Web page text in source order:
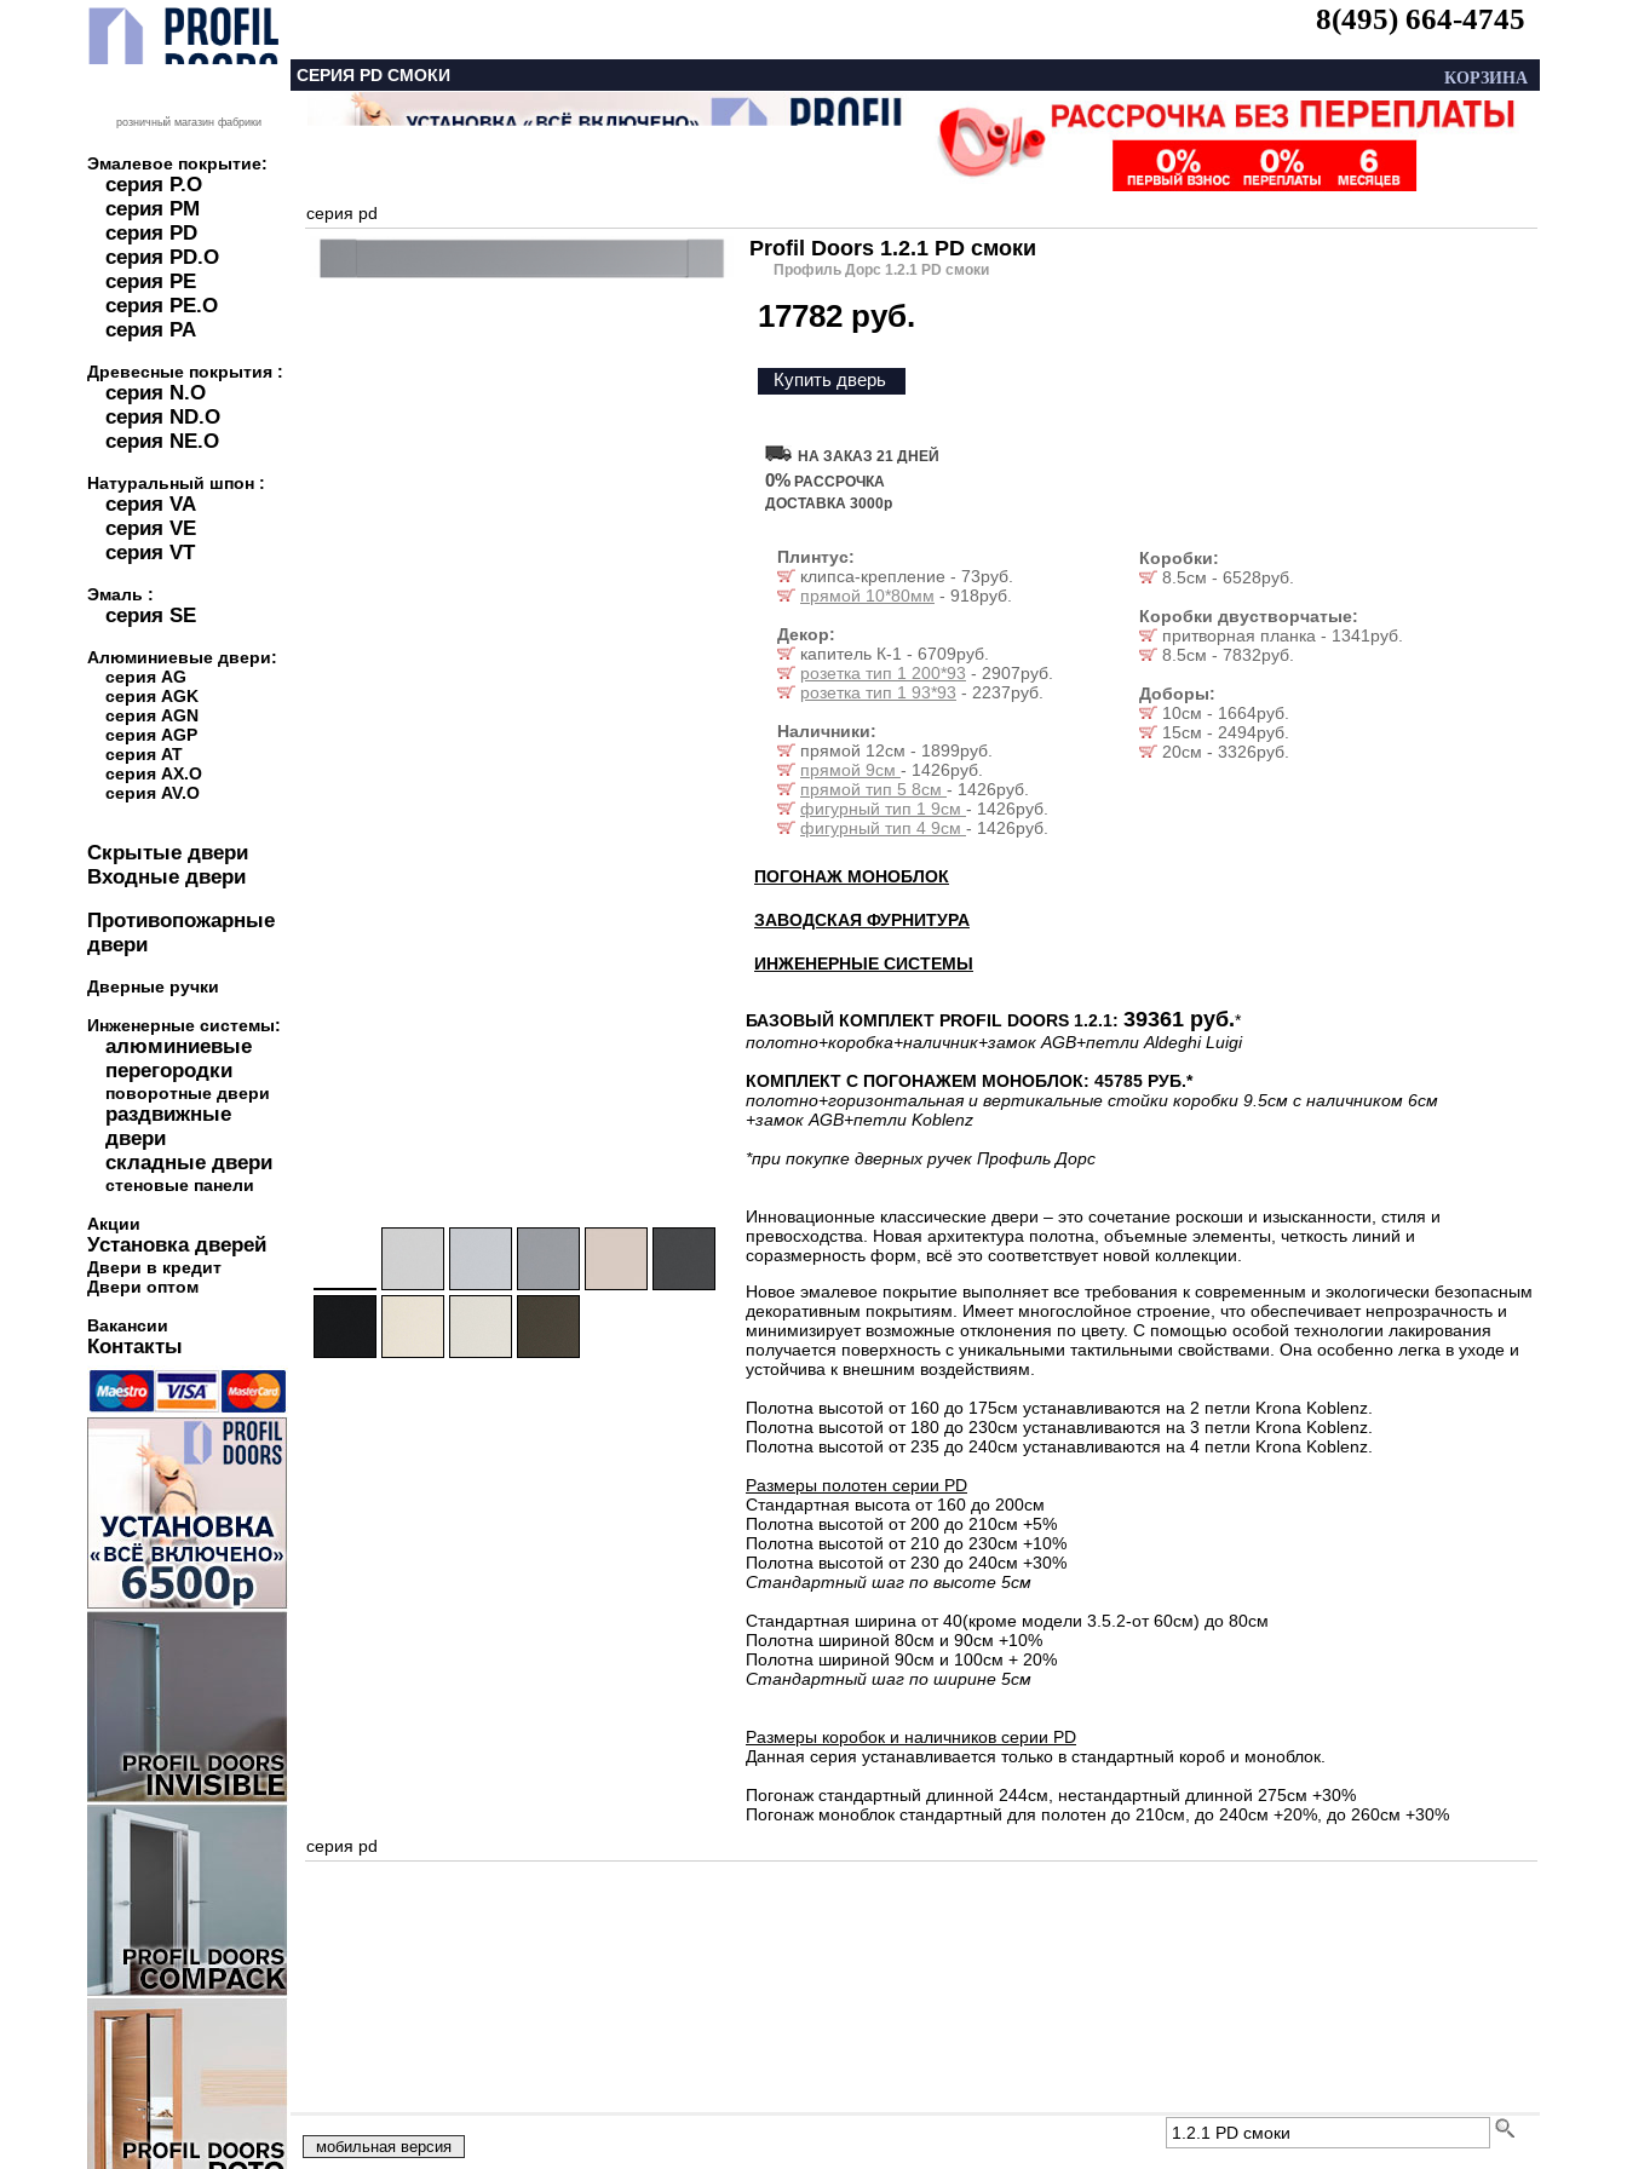
розничный магазин фабрики
Эмалевое покрытие:
серия P.O
серия PM
серия PD
серия PD.O
серия PE
серия PE.O
серия PA
Древесные покрытия :
серия N.O
серия ND.O
серия NE.O
Натуральный шпон :
серия VA
серия VE
серия VT
Эмаль :
серия SE
Алюминиевые двери:
серия AG
серия AGK
серия AGN
серия AGP
серия AT
серия AX.O
серия AV.O
Скрытые двери
Входные двери
Противопожарные
двери
Дверные ручки
Инженерные системы:
алюминиевые
перегородки
поворотные двери
раздвижные
двери
складные двери
стеновые панели
Акции
Установка дверей
Двери в кредит
Двери оптом
Вакансии
Контакты
8(495) 664-4745
КОРЗИНА
СЕРИЯ PD СМОКИ
серия pd
Profil Doors 1.2.1 PD смоки
Профиль Дорс 1.2.1 PD смоки
17782 руб.
Купить дверь
НА ЗАКАЗ 21 ДНЕЙ
0% РАССРОЧКА
ДОСТАВКА 3000р
Плинтус:
клипса-крепление - 73руб.
прямой 10*80мм - 918руб.
Декор:
капитель К-1 - 6709руб.
розетка тип 1 200*93 - 2907руб.
розетка тип 1 93*93 - 2237руб.
Наличники:
прямой 12см - 1899руб.
прямой 9см - 1426руб.
прямой тип 5 8см - 1426руб.
фигурный тип 1 9см - 1426руб.
фигурный тип 4 9см - 1426руб.
Коробки:
8.5см - 6528руб.
Коробки двустворчатые:
притворная планка - 1341руб.
8.5см - 7832руб.
Доборы:
10см - 1664руб.
15см - 2494руб.
20см - 3326руб.
ПОГОНАЖ МОНОБЛОК
ЗАВОДСКАЯ ФУРНИТУРА
ИНЖЕНЕРНЫЕ СИСТЕМЫ
БАЗОВЫЙ КОМПЛЕКТ PROFIL DOORS 1.2.1: 39361 руб.*
полотно+коробка+наличник+замок AGB+петли Aldeghi Luigi
КОМПЛЕКТ С ПОГОНАЖЕМ МОНОБЛОК: 45785 РУБ.*
полотно+горизонтальная и вертикальные стойки коробки 9.5см с наличником 6см
+замок AGB+петли Koblenz
*при покупке дверных ручек Профиль Дорс
Инновационные классические двери – это сочетание роскоши и изысканности, стиля и
превосходства. Новая архитектура полотна, объемные элементы, четкость линий и
соразмерность форм, всё это соответствует новой коллекции.
Новое эмалевое покрытие выполняет все требования к современным и экологически безопасным
декоративным покрытиям. Имеет многослойное строение, что обеспечивает непрозрачность и
минимизирует возможные отклонения по цвету. С помощью особой технологии лакирования
получается поверхность с уникальными тактильными свойствами. Она особенно легка в уходе и
устойчива к внешним воздействиям.
Полотна высотой от 160 до 175см устанавливаются на 2 петли Krona Koblenz.
Полотна высотой от 180 до 230см устанавливаются на 3 петли Krona Koblenz.
Полотна высотой от 235 до 240см устанавливаются на 4 петли Krona Koblenz.
Размеры полотен серии PD
Стандартная высота от 160 до 200см
Полотна высотой от 200 до 210см +5%
Полотна высотой от 210 до 230см +10%
Полотна высотой от 230 до 240см +30%
Стандартный шаг по высоте 5см
Стандартная ширина от 40(кроме модели 3.5.2-от 60см) до 80см
Полотна шириной 80cм и 90cм +10%
Полотна шириной 90см и 100см + 20%
Стандартный шаг по ширине 5см
Размеры коробок и наличников серии PD
Данная серия устанавливается только в стандартный короб и моноблок.
Погонаж стандартный длинной 244см, нестандартный длинной 275см +30%
Погонаж моноблок стандартный для полотен до 210см, до 240см +20%, до 260см +30%
серия pd